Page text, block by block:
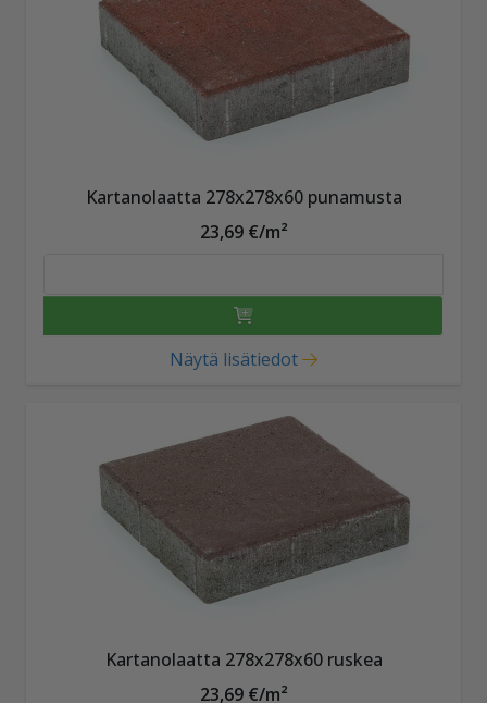
Kartanolaatta 278x278x60 punamusta
23,69 €/m²
Näytä lisätiedot
Kartanolaatta 278x278x60 ruskea
23,69 €/m²